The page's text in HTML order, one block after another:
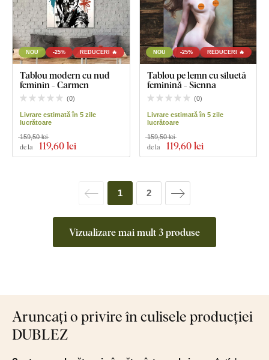
NOU -25% REDUCERI 🔥
Tablou modern cu nud
feminin - Carmen
(0)
Livrare estimată în 5 zile
lucrătoare
de la 119,60 lei
159,50 lei
NOU -25% REDUCERI 🔥
Tablou pe lemn cu siluetă
feminină - Sienna
(0)
Livrare estimată în 5 zile
lucrătoare
de la 119,60 lei
159,50 lei
Vizualizare mai mult 3 produse
1 2
Aruncați o privire în culisele producției
DUBLEZ